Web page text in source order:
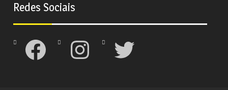
Redes Sociais
Facebook Instagram Twitter